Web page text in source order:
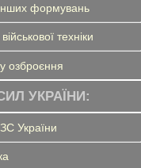
формувань
техніки
озброєння
УКРАЇНИ:
України